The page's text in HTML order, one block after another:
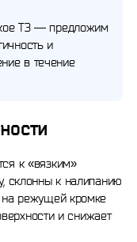
ТЗ — предложим
и
в течение
к «вязким»
склонны к налипанию
на режущей кромке
и снижает